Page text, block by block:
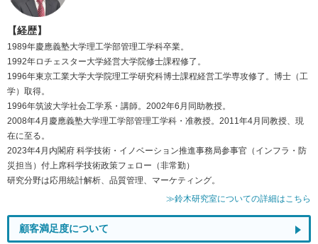
【経歴】
1989年慶應義塾大学理工学部管理工学科卒業。
1992年ロチェスター大学経営大学院修士課程修了。
1996年東京工業大学大学院理工学研究科博士課程経営工学専攻修了。博士（工
学）取得。
1996年筑波大学社会工学系・講師。2002年6月同助教授。
2008年4月慶應義塾大学理工学部管理工学科・准教授。2011年4月同教授、現
在に至る。
2023年4月内閣府 科学技術・イノベーション推進事務局参事官（インフラ・防
災担当）付上席科学技術政策フェロー（非常勤）
研究分野は応用統計解析、品質管理、マーケティング。
≫鈴木研究室についての詳細はこちら
顧客満足度について